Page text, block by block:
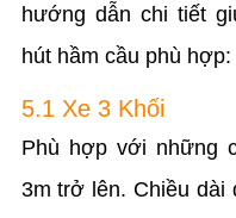
hướng dẫn chi tiết
hút hầm cầu phù hợp:
5.1 Xe 3 Khối
Phù hợp với những
3m trở lên. Chiều dài